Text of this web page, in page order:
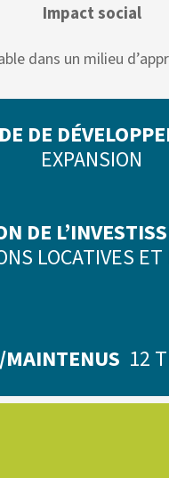
Impact social
dans un milieu
DE
EXPANSION
DE
LOCATIVES
MAINTENUS 12